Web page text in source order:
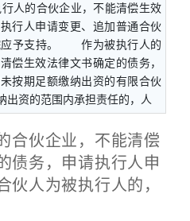
的合伙企业，不能清偿生效
行人申请变更、追加普通合伙
应予支持。 作为被执行人的
偿生效法律文书确定的债务，
按期足额缴纳出资的有限合伙
出资的范围内承担责任的，人
伙企业，不能清偿
债务，申请执行人申
伙人为被执行人的，